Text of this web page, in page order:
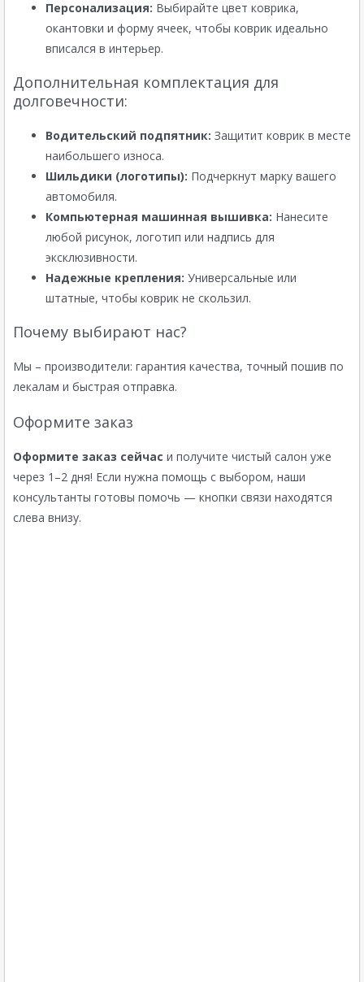
Персонализация: Выбирайте цвет коврика,
окантовки и форму ячеек, чтобы коврик идеально
вписался в интерьер.
Дополнительная комплектация для
долговечности:
Водительский подпятник: Защитит коврик в месте
наибольшего износа.
Шильдики (логотипы): Подчеркнут марку вашего
автомобиля.
Компьютерная машинная вышивка: Нанесите
любой рисунок, логотип или надпись для
эксклюзивности.
Надежные крепления: Универсальные или
штатные, чтобы коврик не скользил.
Почему выбирают нас?
Мы – производители: гарантия качества, точный пошив по
лекалам и быстрая отправка.
Оформите заказ
Оформите заказ сейчас и получите чистый салон уже
через 1–2 дня! Если нужна помощь с выбором, наши
консультанты готовы помочь — кнопки связи находятся
слева внизу.